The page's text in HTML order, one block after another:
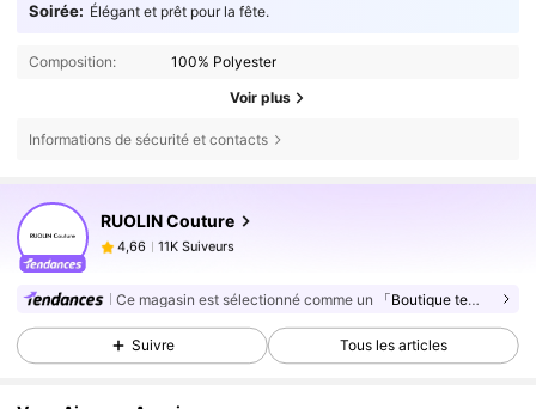
Soirée: Élégant et prêt pour la fête.
Composition: 100% Polyester
Voir plus
Informations de sécurité et contacts
RUOLIN Couture
4,66
11K Suiveurs
l***e est en train de naviguer
4,66 11K Suiveurs
4,66 11K Suiveurs
Ce magasin est sélectionné comme un 「Boutique tendance」
Suivre Tous les articles